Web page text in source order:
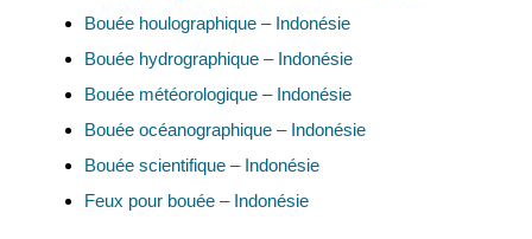
Bouée houlographique – Indonésie
Bouée hydrographique – Indonésie
Bouée météorologique – Indonésie
Bouée océanographique – Indonésie
Bouée scientifique – Indonésie
Feux pour bouée – Indonésie